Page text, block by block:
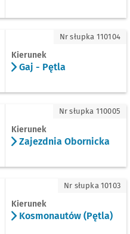
Kierunek
Gaj - Pętla
Nr słupka 110104
Obornicka
Kierunek
Zajezdnia Obornicka
Nr słupka 110005
(Pętla)
Kierunek
Kosmonautów (Pętla)
Nr słupka 10103